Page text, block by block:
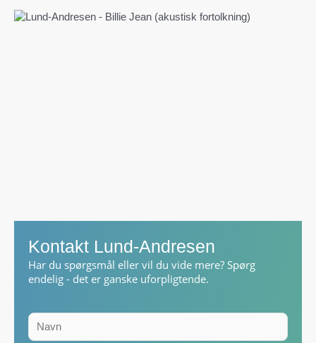
Kontakt Lund-Andresen
Har du spørgsmål eller vil du vide mere? Spørg
endelig - det er ganske uforpligtende.